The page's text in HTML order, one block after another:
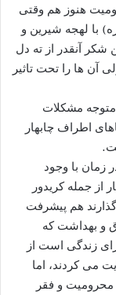
هنوز هم وقتی
با لهجه شیرین و
شکر آنقدر از ته دل
ها را تحت تاثیر
متوجه مشکلات
اطراف چابهار
زمان با وجود
از جمله کریدور
هم پیشرفت
و بهداشت که
زندگی است از
می کردند، اما
و فقر